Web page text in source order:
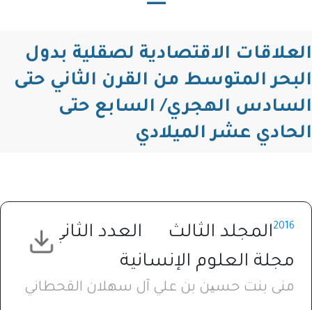
العلاقات الاقتصادية لصقلية بدول
البحر المتوسط من القرن الثاني حتى
السادس الهجري/ السابع حتى
الحادي عشر الميلادي
2016المجلد الثالث
العدد الثاني
مجلة العلوم الإنسانية
منى بنت حسین بن علي آل سهلان القحطاني